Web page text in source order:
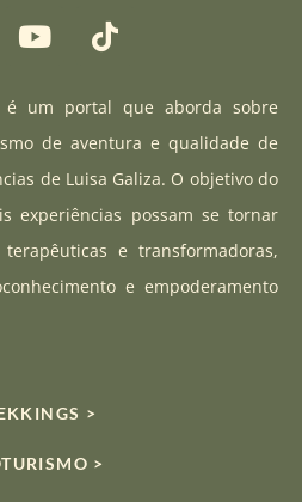
Y
o
t
u
b
T
i
t
o
k
é um portal que aborda sobre
de aventura e qualidade de
de Luisa Galiza. O objetivo do
experiências possam se tornar
e transformadoras,
e empoderamento
>
>